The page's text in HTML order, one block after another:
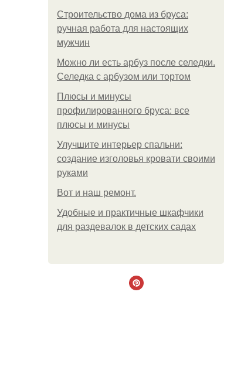
Строительство дома из бруса:
ручная работа для настоящих
мужчин
Можно ли есть арбуз после селедки.
Селедка с арбузом или тортом
Плюсы и минусы
профилированного бруса: все
плюсы и минусы
Улучшите интерьер спальни:
создание изголовья кровати своими
руками
Boт и наш ремoнт.
Удобные и практичные шкафчики
для раздевалок в детских садах